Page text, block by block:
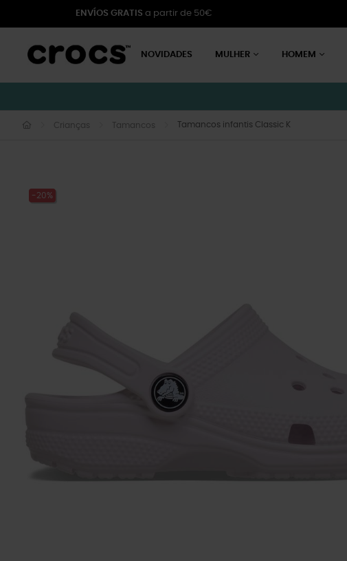
ENVÍOS GRATIS a partir de 50€
NOVIDADES MULHER HOMEM
Crianças Tamancos Tamancos infantis Classic K
-20%